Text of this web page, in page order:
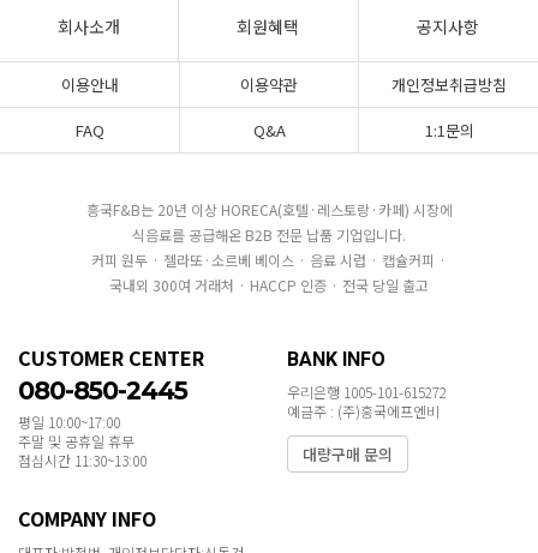
회사소개 회원혜택 공지사항
이용안내 이용약관
개인정보취급방침
FAQ
Q&A 1:1문의
흥국F&B는 20년 이상 HORECA(호텔·레스토랑·카페) 시장에
식음료를 공급해온 B2B 전문 납품 기업입니다.
커피 원두 · 젤라또·소르베 베이스 · 음료 시럽 · 캡슐커피 ·
국내외 300여 거래처 · HACCP 인증 · 전국 당일 출고
CUSTOMER CENTER
080-850-2445
평일 10:00~17:00
주말 및 공휴일 휴무
점심시간 11:30~13:00
BANK INFO
우리은행 1005-101-615272
예금주 : (주)흥국에프엔비
대량구매 문의
COMPANY INFO